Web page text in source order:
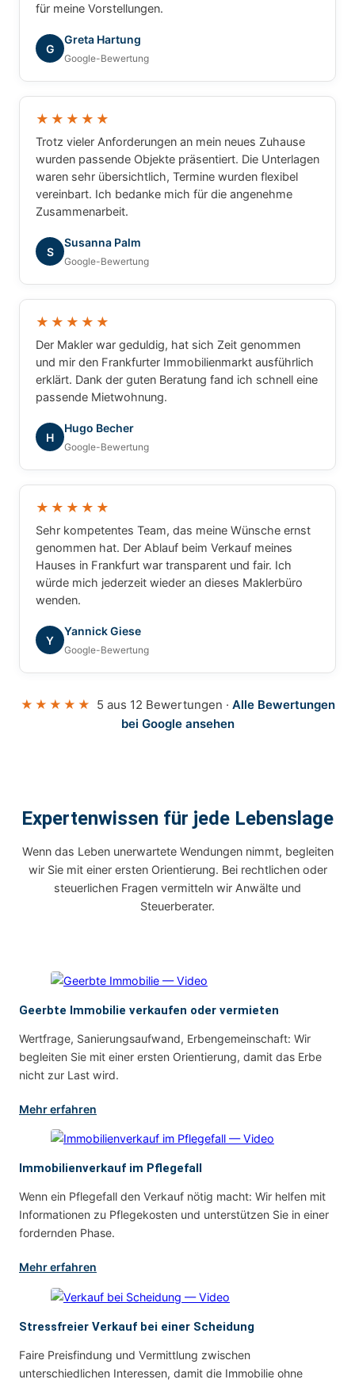
für meine Vorstellungen.
G
Greta Hartung
Google-Bewertung
★★★★★
Trotz vieler Anforderungen an mein neues Zuhause
wurden passende Objekte präsentiert. Die Unterlagen
waren sehr übersichtlich, Termine wurden flexibel
vereinbart. Ich bedanke mich für die angenehme
Zusammenarbeit.
S
Susanna Palm
Google-Bewertung
★★★★★
Der Makler war geduldig, hat sich Zeit genommen
und mir den Frankfurter Immobilienmarkt ausführlich
erklärt. Dank der guten Beratung fand ich schnell eine
passende Mietwohnung.
H
Hugo Becher
Google-Bewertung
★★★★★
Sehr kompetentes Team, das meine Wünsche ernst
genommen hat. Der Ablauf beim Verkauf meines
Hauses in Frankfurt war transparent und fair. Ich
würde mich jederzeit wieder an dieses Maklerbüro
wenden.
Y
Yannick Giese
Google-Bewertung
★★★★★ 5 aus 12 Bewertungen · Alle Bewertungen
bei Google ansehen
Expertenwissen für jede Lebenslage
Wenn das Leben unerwartete Wendungen nimmt, begleiten
wir Sie mit einer ersten Orientierung. Bei rechtlichen oder
steuerlichen Fragen vermitteln wir Anwälte und
Steuerberater.
Geerbte Immobilie verkaufen oder vermieten
Wertfrage, Sanierungsaufwand, Erbengemeinschaft: Wir
begleiten Sie mit einer ersten Orientierung, damit das Erbe
nicht zur Last wird.
Mehr erfahren
Immobilienverkauf im Pflegefall
Wenn ein Pflegefall den Verkauf nötig macht: Wir helfen mit
Informationen zu Pflegekosten und unterstützen Sie in einer
fordernden Phase.
Mehr erfahren
Stressfreier Verkauf bei einer Scheidung
Faire Preisfindung und Vermittlung zwischen
unterschiedlichen Interessen, damit die Immobilie ohne